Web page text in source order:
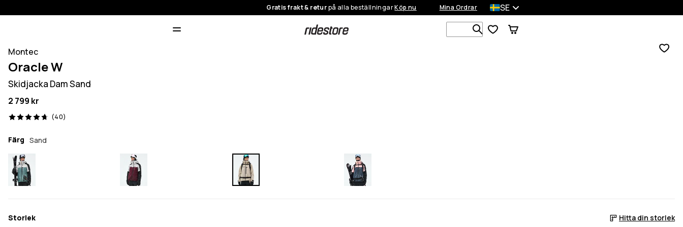
Gratis frakt & returpå alla beställningarKöp nu Mina Ordrar SE
Sök bland 1 000+ produkter
Montec
Oracle W
Skidjacka Dam Sand
2 799 kr
(40)
40 recensioner, 4.7/5
Färg Sand
Storlek Hitta din storlek